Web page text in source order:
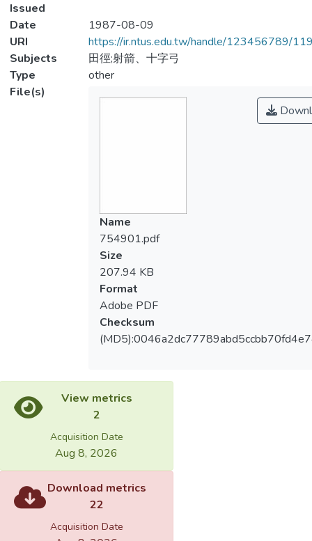
Issued
Date
1987-08-09
URI
https://ir.ntus.edu.tw/handle/123456789/
Subjects
田徑;射箭、十字弓
Type
other
File(s)
Name
754901.pdf
Size
207.94 KB
Format
Adobe PDF
Checksum
View metrics
2
Acquisition Date
Aug 8, 2026
Download metrics
22
Acquisition Date